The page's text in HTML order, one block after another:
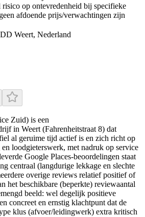
risico op ontevredenheid bij specifieke
afdoende prijs/verwachtingen zijn
Weert, Nederland
Zuid) is een
in Weert (Fahrenheitstraat 8) dat
al geruime tijd actief is en zich richt op
loodgieterswerk, met nadruk op service
Google Places-beoordelingen staat
centraal (langdurige lekkage en slechte
overige reviews relatief positief of
het beschikbare (beperkte) reviewaantal
beeld: wel degelijk positieve
concreet en ernstig klachtpunt dat de
klus (afvoer/leidingwerk) extra kritisch